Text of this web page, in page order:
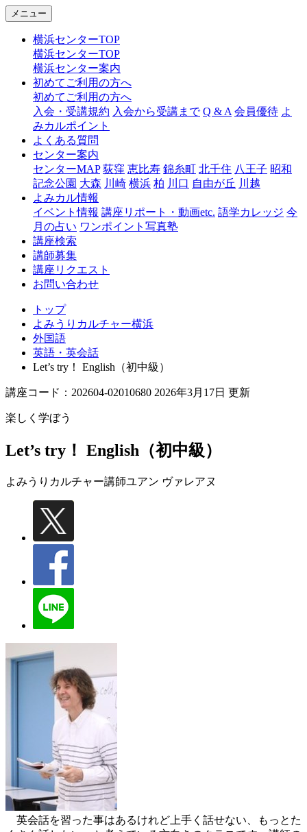
ャ
浜
メニュー
横浜センターTOP
横浜センターTOP
横浜センター案内
初めてご利用の方へ
初めてご利用の方へ
入会・受講規約 入会から受講まで Q & A 会員優待 よ
みカルポイント
よくある質問
センター案内
センターMAP 荻窪 恵比寿 錦糸町 北千住 八王子 昭和
記念公園 大森 川崎 横浜 柏 川口 自由が丘 川越
よみカル情報
イベント情報 講座リポート・動画etc. 語学カレッジ 今
月の占い ワンポイント写真塾
講座検索
講師募集
講座リクエスト
お問い合わせ
トップ
よみうりカルチャー横浜
外国語
英語・英会話
Let’s try！ English（初中級）
講座コード：202604-02010680 2026年3月17日 更新
楽しく学ぼう
Let’s try！ English（初中級）
よみうりカルチャー講師ユアン ヴァレアヌ
英会話を習った事はあるけれど上手く話せない、もっとた